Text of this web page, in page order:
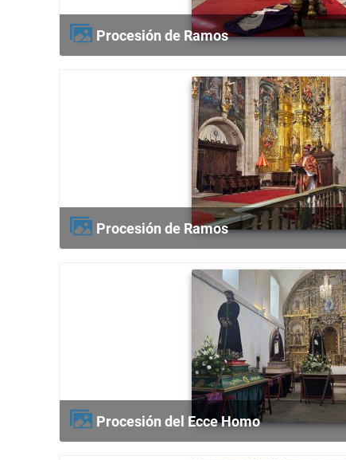
Procesión de Ramos
Procesión de Ramos
Procesión del Ecce Homo